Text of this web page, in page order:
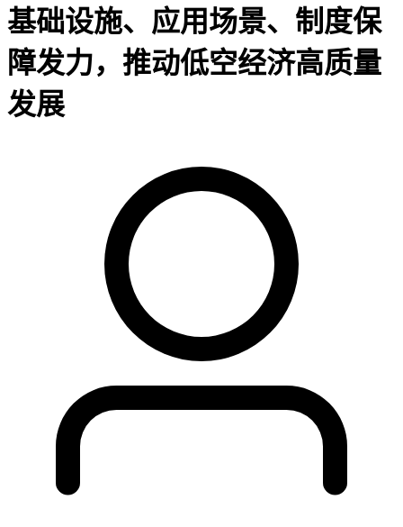
基础设施、应用场景、制度保
障发力，推动低空经济高质量
发展